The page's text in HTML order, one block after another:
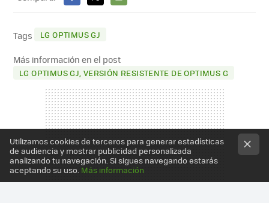
FACEBOOK
X
E-
Tags LG OPTIMUS GJ
Más información en el post
LG OPTIMUS GJ, VERSIÓN RESISTENTE DE OPTIMUS G
Utilizamos cookies de terceros para generar estadísticas
de audiencia y mostrar publicidad personalizada
analizando tu navegación. Si sigues navegando estarás
aceptando su uso. Más información